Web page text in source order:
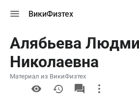
меню
ВикиФизтех
Алябьева
Николаевна
Материал из ВикиФизтех
More
actions